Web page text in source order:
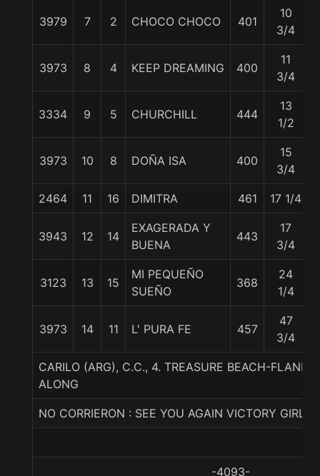
3979 7 2 CHOCO CHOCO 401
10
3/4
3973 8 4 KEEP DREAMING 400
11
3/4
3334 9 5 CHURCHILL 444
13
1/2
3973 10 8 DOÑA ISA 400
15
3/4
2464 11 16 DIMITRA 461 17 1/4
3943 12 14
EXAGERADA Y
BUENA
443
17
3/4
3123 13 15
MI PEQUEÑO
SUEÑO
368
24
1/4
3973 14 11 L' PURA FE 457
47
3/4
CARILO (ARG), C.C., 4. TREASURE BEACH-
ALONG
NO CORRIERON : SEE YOU AGAIN VICTORY GIRL
-4093-